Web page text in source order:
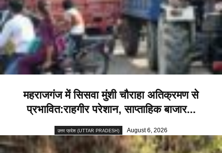
महराजगंज में सिसवा मुंशी चौराहा अतिक्रमण से
प्रभावित:राहगीर परेशान, साप्ताहिक बाजार...
उत्तर प्रदेश (UTTAR PRADESH) August 6, 2026